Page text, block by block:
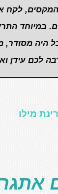
לקח
במיוחד
מסודר,
לכם עידן
רינת מילו